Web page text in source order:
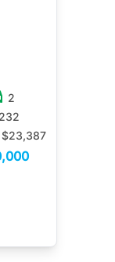
2
$23,387